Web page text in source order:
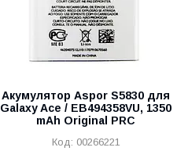
Акумулятор Aspor S5830 для
Galaxy Ace / EB494358VU, 1350
mAh Original PRC
00266221